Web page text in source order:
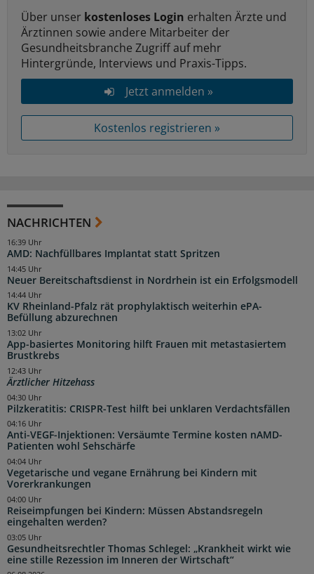
Über unser kostenloses Login erhalten Ärzte und
Ärztinnen sowie andere Mitarbeiter der
Gesundheitsbranche Zugriff auf mehr
Hintergründe, Interviews und Praxis-Tipps.
Jetzt anmelden »
Kostenlos registrieren »
NACHRICHTEN
AMD: Nachfüllbares Implantat statt Spritzen
16:39 Uhr
Neuer Bereitschaftsdienst in Nordrhein ist ein Erfolgsmodell
14:45 Uhr
KV Rheinland-Pfalz rät prophylaktisch weiterhin ePA-
Befüllung abzurechnen
14:44 Uhr
App-basiertes Monitoring hilft Frauen mit metastasiertem
Brustkrebs
13:02 Uhr
Ärztlicher Hitzehass
12:43 Uhr
Pilzkeratitis: CRISPR-Test hilft bei unklaren Verdachtsfällen
04:30 Uhr
Anti-VEGF-Injektionen: Versäumte Termine kosten nAMD-
Patienten wohl Sehschärfe
04:16 Uhr
Vegetarische und vegane Ernährung bei Kindern mit
Vorerkrankungen
04:04 Uhr
Reiseimpfungen bei Kindern: Müssen Abstandsregeln
eingehalten werden?
04:00 Uhr
Gesundheitsrechtler Thomas Schlegel: „Krankheit wirkt wie
eine stille Rezession im Inneren der Wirtschaft“
03:05 Uhr